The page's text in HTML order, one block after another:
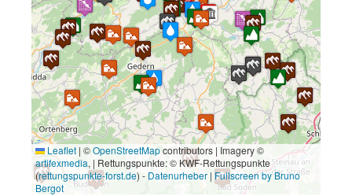
Leaflet | ©OpenStreetMapcontributors | Imagery ©
artifexmedia, | Rettungspunkte: © KWF-Rettungspunkte
(rettungspunkte-forst.de) - Datenurheber | Fullscreen by Bruno
Bergot